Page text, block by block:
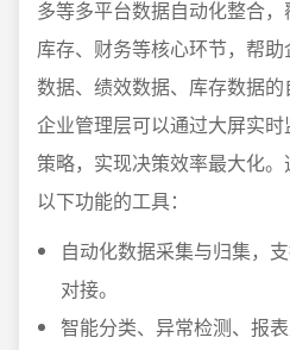
多等多平台数据自动化整合，
库存、财务等核心环节，帮
数据、绩效数据、库存数据的
企业管理层可以通过大屏实
策略，实现决策效率最大化
以下功能的工具：
自动化数据采集与归集，
对接。
智能分类、异常检测、报